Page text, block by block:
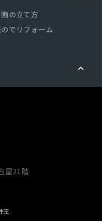
の立て方
でリフォーム
屋21階
王.